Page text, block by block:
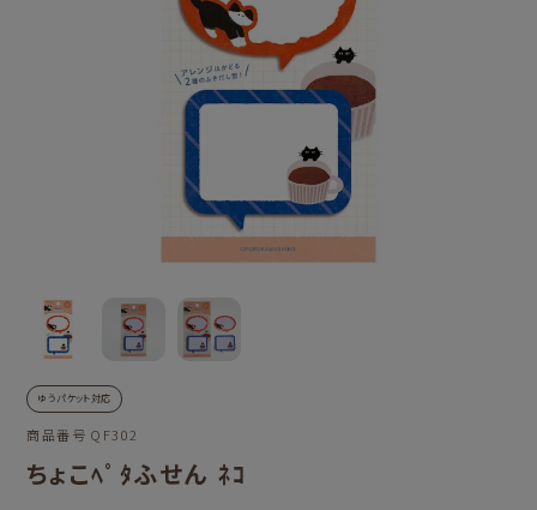
ゆうパケット対応
商品番号 QF302
ちょこﾍﾟﾀふせん ﾈｺ